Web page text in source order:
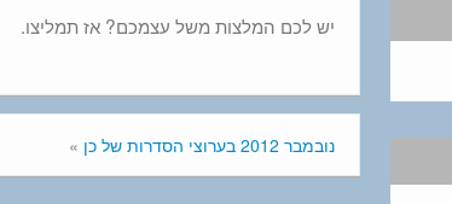
יש לכם המלצות משל עצמכם? אז תמליצו.
נובמבר 2012 בערוצי הסדרות של כן »